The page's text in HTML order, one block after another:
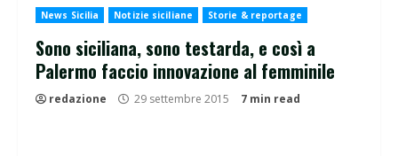
News Sicilia Notizie siciliane Storie & reportage
Sono siciliana, sono testarda, e così a
Palermo faccio innovazione al femminile
redazione 29 settembre 2015 7 min read